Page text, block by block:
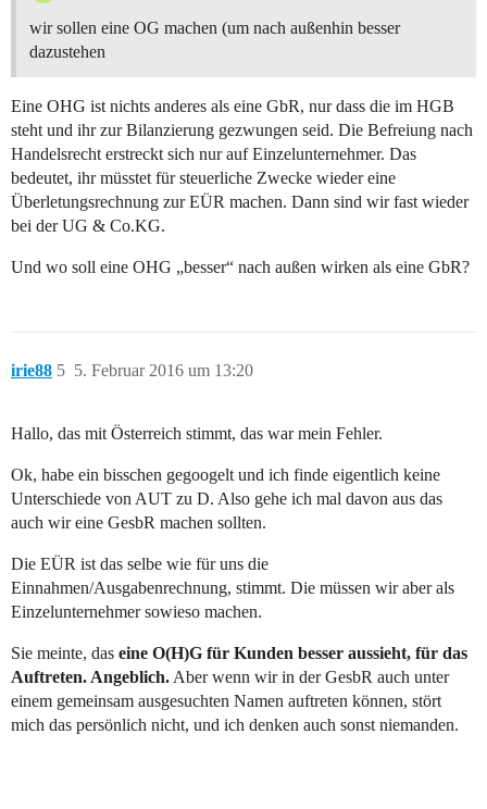
wir sollen eine OG machen (um nach außenhin besser
dazustehen
Eine OHG ist nichts anderes als eine GbR, nur dass die im HGB
steht und ihr zur Bilanzierung gezwungen seid. Die Befreiung nach
Handelsrecht erstreckt sich nur auf Einzelunternehmer. Das
bedeutet, ihr müsstet für steuerliche Zwecke wieder eine
Überletungsrechnung zur EÜR machen. Dann sind wir fast wieder
bei der UG & Co.KG.
Und wo soll eine OHG „besser“ nach außen wirken als eine GbR?
irie88 5. Februar 2016 um 13:20
5
Hallo, das mit Österreich stimmt, das war mein Fehler.
Ok, habe ein bisschen gegoogelt und ich finde eigentlich keine
Unterschiede von AUT zu D. Also gehe ich mal davon aus das
auch wir eine GesbR machen sollten.
Die EÜR ist das selbe wie für uns die
Einnahmen/Ausgabenrechnung, stimmt. Die müssen wir aber als
Einzelunternehmer sowieso machen.
Sie meinte, das eine O(H)G für Kunden besser aussieht, für das
Auftreten. Angeblich.Aber wenn wir in der GesbR auch unter
einem gemeinsam ausgesuchten Namen auftreten können, stört
mich das persönlich nicht, und ich denken auch sonst niemanden.